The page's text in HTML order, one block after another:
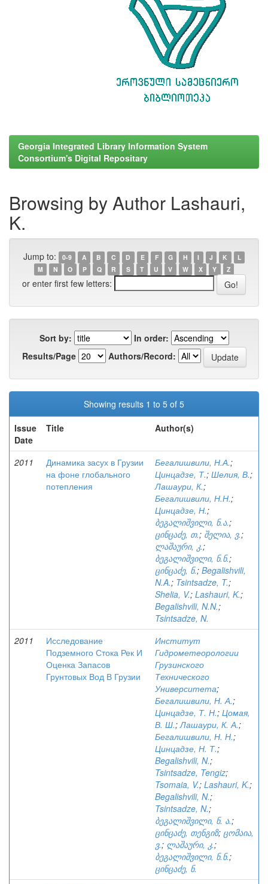
Georgia Integrated Library Information System
Consortium's Digital Repositary
Browsing by Author Lashauri,
K.
Jump to: 0-9 A B C D E F G H I J K
L
M
N O P Q R S T U V W X Y Z
or enter first few letters:
Sort by:
In order:
Results/Page
Authors/Record:
Showing results 1 to 5 of 5
Issue
Date
Title Author(s)
2011
Динамика засух в Грузии
на фоне глобального
потепления
Бегалишвили, Н.А.;
Цинцадзе, Т.; Шелия, В.;
Лашаури, К.;
Бегалишвили, Н.Н.;
Цинцадзе, Н.;
ბეგალიშვილი, ნ.ა.;
ცინცაძე, თ.; შელია, ვ.;
ლაშაური, კ.;
ბეგალიშვილი, ნ.ნ.;
ცინცაძე, ნ.; Begalishvili,
N.A.; Tsintsadze, T.;
Shelia, V.; Lashauri, K.;
Begalishvili, N.N.;
Tsintsadze, N.
2011
Исследование
Подземного Стока Рек И
Оценка Запасов
Грунтовых Вод В Грузии
Институт
Гидрометеорологии
Грузинского
Технического
Университета;
Бегалишвили, Н. А.;
Цинцадзе, Т. Н.; Цомая,
В. Ш.;Лашаури, К. А.;
Бегалишвили, Н. Н.;
Цинцадзе, Н. Т.;
Begalishvili, N.;
Tsintsadze, Tengiz;
Tsomaia, V.; Lashauri, K.;
Begalishvili, N.;
Tsintsadze, N.;
ბეგალიშვილი, ნ. ა.;
ცინცაძე, თენგიზ; ცომაია,
ვ.; ლაშაური, კ.;
ბეგალიშვილი, ნ.ნ.;
ცინცაძე, ნ.